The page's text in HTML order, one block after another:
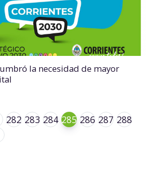
la necesidad de mayor
282 283 284 285 286 287 288